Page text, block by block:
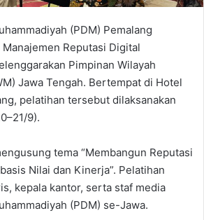
(PDM) Pemalang
Reputasi Digital
Pimpinan Wilayah
Jawa Tengah. Bertempat di Hotel
pelatihan tersebut dilaksanakan
9).
tema “Membangun Reputasi
Nilai dan Kinerja”. Pelatihan
kepala kantor, serta staf media
(PDM) se-Jawa.